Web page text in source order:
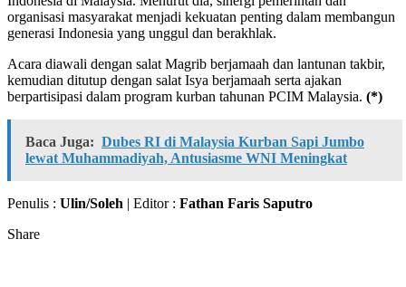
organisasi masyarakat menjadi kekuatan penting dalam membangun
generasi Indonesia yang unggul dan berakhlak.
Acara diawali dengan salat Magrib berjamaah dan lantunan takbir,
kemudian ditutup dengan salat Isya berjamaah serta ajakan
berpartisipasi dalam program kurban tahunan PCIM Malaysia. (*)
Baca Juga: Dubes RI di Malaysia Kurban Sapi Jumbo
lewat Muhammadiyah, Antusiasme WNI Meningkat
Penulis : Ulin/Soleh | Editor : Fathan Faris Saputro
Share